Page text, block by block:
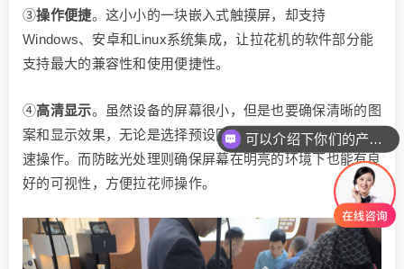
③操作便捷。这小小的一块嵌入式触摸屏，却支持
Windows、安卓和Linux系统集成，让拉花机的软件部分能
支持最大的兼容性和使用便捷性。
④高清显示。虽然设备的屏幕很小，但是也要确保清晰的图
案和显示效果，无论是选择预设图案、调整参数设置都能快
速操作。而防眩光处理则确保屏幕在明亮的环境下也能有良
好的可视性，方便拉花师操作。
可以介绍下你们的产品么